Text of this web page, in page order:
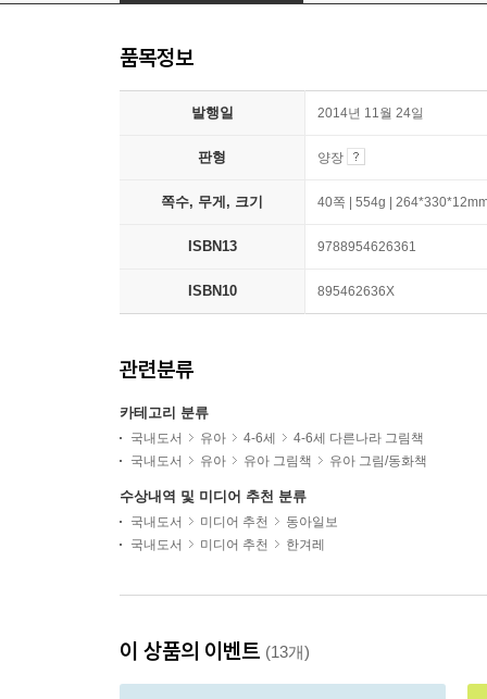
품목정보
발행일 2014년 11월 24일
판형 양장
쪽수, 무게, 크기 40쪽 | 554g |
ISBN13 9788954626361
ISBN10 895462636X
관련분류
카테고리 분류
국내도서 유아 4-6세
4-6세 다른나라 그림책
국내도서
유아 유아 그림책 유아 그림/동화책
수상내역 및 미디어 추천 분류
국내도서 미디어 추천
동아일보
국내도서
미디어 추천 한겨레
이 상품의 이벤트 (13개)